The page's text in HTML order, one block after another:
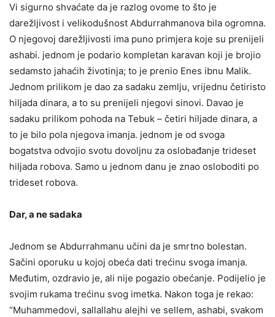
Vi sigurno shvaćate da je razlog ovome to što je
darežljivost i velikodušnost Abdurrahmanova bila ogromna.
O njegovoj darežljivosti ima puno primjera koje su prenijeli
ashabi. jednom je podario kompletan karavan koji je brojio
sedamsto jahaćih životinja; to je prenio Enes ibnu Malik.
Jednom prilikom je dao za sadaku zemlju, vrijednu četiristo
hiljada dinara, a to su prenijeli njegovi sinovi. Davao je
sadaku prilikom pohoda na Tebuk – četiri hiljade dinara, a
to je bilo pola njegova imanja. jednom je od svoga
bogatstva odvojio svotu dovoljnu za oslobađanje trideset
hiljada robova. Samo u jednom danu je znao osloboditi po
trideset robova.
Dar, a ne sadaka
Jednom se Abdurrahmanu učini da je smrtno bolestan.
Sačini oporuku u kojoj obeća dati trećinu svoga imanja.
Međutim, ozdravio je, ali nije pogazio obećanje. Podijelio je
svojim rukama trećinu svog imetka. Nakon toga je rekao:
“Muhammedovi, sallallahu alejhi ve sellem, ashabi, svakom